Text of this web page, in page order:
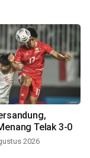
Telak 3-0
2026